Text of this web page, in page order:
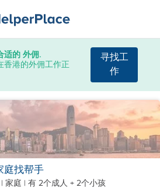
适的 外佣.
香港的外佣工作正
寻找工
作
庭找帮手
| 家庭 | 有 2个成人 + 2个小孩